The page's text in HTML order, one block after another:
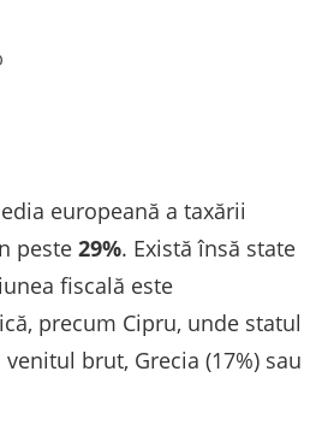
europeană a taxării
peste 29%. Există însă state
fiscală este
precum Cipru, unde statul
brut, Grecia (17%) sau